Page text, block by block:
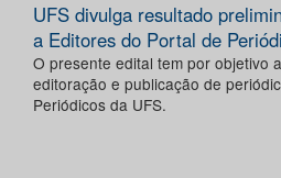
UFS divulga resultado
a Editores do Portal de
O presente edital tem por objetivo
editoração e publicação de
Periódicos da UFS.